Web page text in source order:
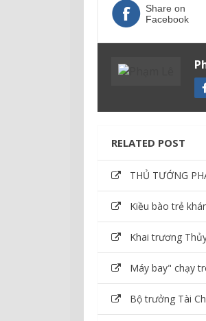
Share on
Facebook
RELATED POST
THỦ TƯỚNG
Kiều bào trẻ
Khai trương
Máy bay" chạy
Bộ trưởng Tài